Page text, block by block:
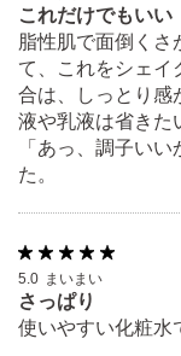
これだけでもいい
脂性肌で面倒く
て、これをシェイ
合は、しっとり感
液や乳液は省きた
「あっ、調子い
た。
5.0 まいまい
さっぱり
使いやすい化粧水